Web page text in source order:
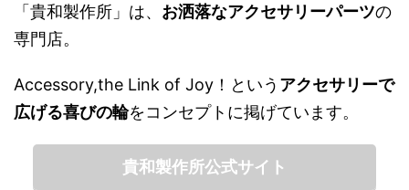
「貴和製作所」は、 お洒落なアクセサリーパーツの
専門店。
Accessory,the Link of Joy！という アクセサリーで
広げる喜びの輪をコンセプトに掲げています。
貴和製作所公式サイト